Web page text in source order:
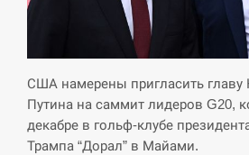
14:53
Экс-послу в США
подозрение и избирают
СЕРПЕНЬ
США намерены пригласить
Путина на саммит лидеров G20,
декабре в гольф-клубе
Трампа “Дорал” в Майами.